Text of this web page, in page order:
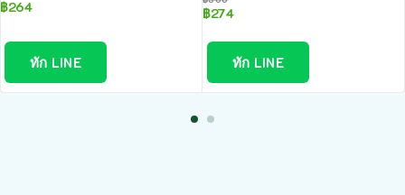
฿264
ทัก LINE
฿274
ทัก LINE